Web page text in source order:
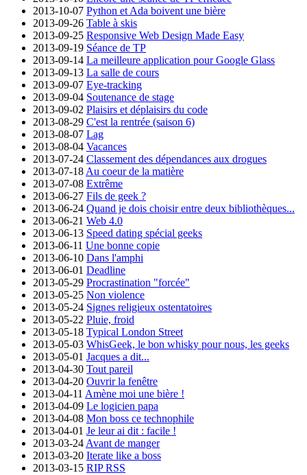
2013-10-07 Python et Ada boivent une bière
2013-09-26 Table à skis
2013-09-25 Responsive Web Design Made Easy
2013-09-19 Séance de TP
2013-09-14 La meilleure application pour Google Glass
2013-09-13 La salle de cours
2013-09-07 Eye-tracking
2013-09-04 Soutenance de stage
2013-09-02 Plaisirs et déplaisirs du code
2013-08-29 C'est la rentrée (saison 6)
2013-08-07 Lag
2013-08-04 Vacances
2013-07-24 Classement des dépendances aux drogues
2013-07-18 Au coeur de la matière
2013-07-08 Extrême
2013-06-27 Fils de geek ?
2013-06-24 Quand je dois choisir entre deux bibliothèques...
2013-06-21 Web 4.0
2013-06-13 Speed dating spécial geeks
2013-06-11 Une bonne copie
2013-06-10 Dans l'amphi
2013-06-01 Deadline
2013-05-29 Procrastination "forcée"
2013-05-25 Non violence
2013-05-24 Signes religieux ostentatoires
2013-05-22 Pluie, froid
2013-05-18 Typical London Street
2013-05-03 WhisGeek, le bon whisky pour nous, les geeks
2013-05-01 Jacques a dit...
2013-04-30 Tout pareil
2013-04-20 Ouvrir la fenêtre
2013-04-11 Amène moi une bière !
2013-04-09 Le logicien papa
2013-04-08 Mon boss ce technophile
2013-04-01 Je leur ai dit : facile !
2013-03-24 Avant de manger
2013-03-20 Iterate like a boss
2013-03-15 RIP RSS